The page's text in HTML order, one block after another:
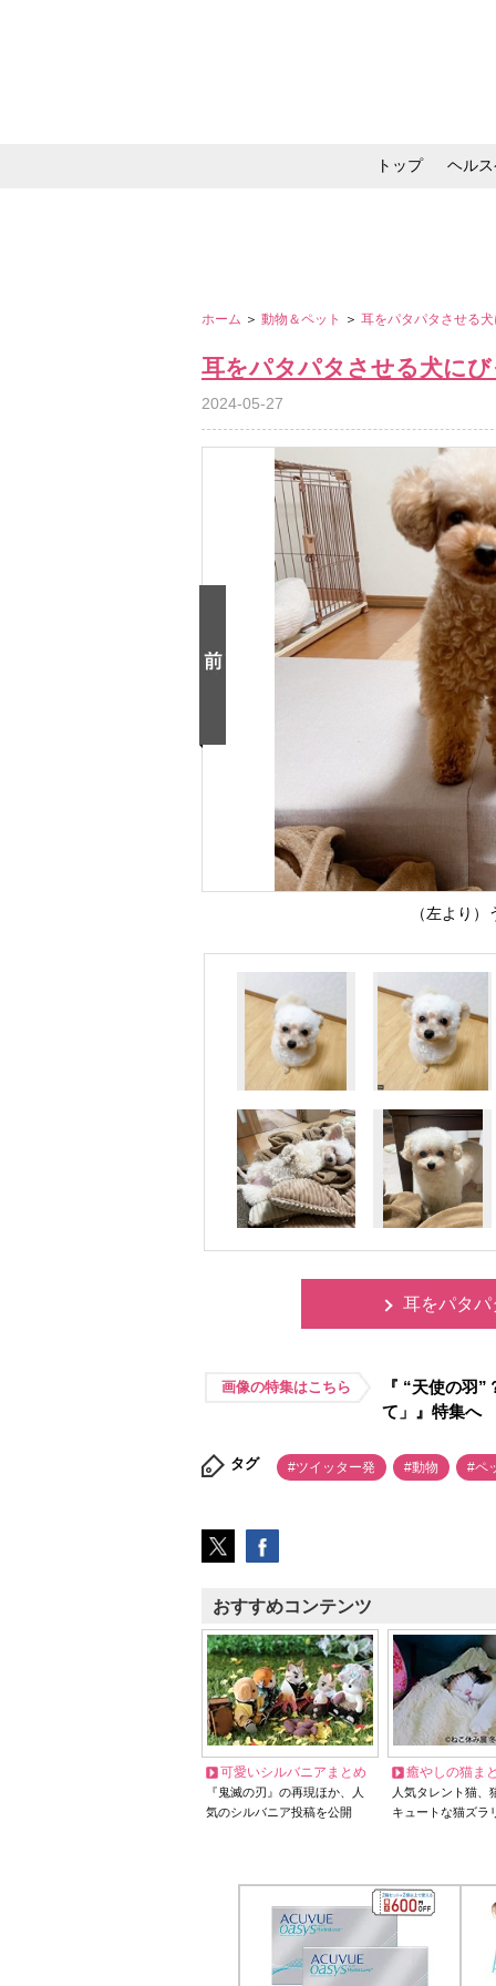
トップ ヘル
ホーム ＞ 動物＆ペット ＞ 耳をパタパタさせる
耳をパタパタさせる犬に
2024-05-27
（左より
耳をパタ
画像の特集はこちら
『 “天使の羽
て」』特集へ
タグ #ツイッター発 #動物 #ペ
おすすめコンテンツ
可愛いシルバニアまとめ
『鬼滅の刃』の再現ほか、人
気のシルバニア投稿を公開
癒やしの猫ま
人気タレント猫
キュートな猫ズラ